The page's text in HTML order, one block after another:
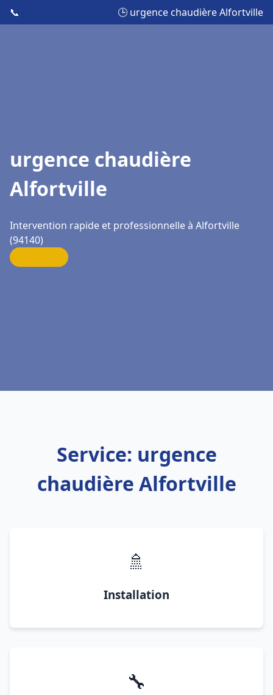
📞 🕒 urgence chaudière Alfortville
urgence chaudière
Alfortville
Intervention rapide et professionnelle à Alfortville
(94140)
Service: urgence
chaudière Alfortville
🚿
Installation
🔧